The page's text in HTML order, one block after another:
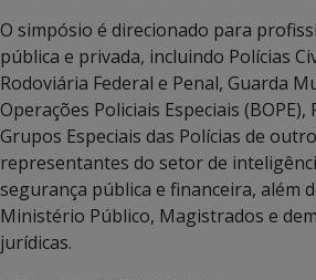
O simpósio é direcionado para
pública e privada, incluindo Polícias
Rodoviária Federal e Penal, Guarda
Operações Policiais Especiais (BOPE),
Grupos Especiais das Polícias de
representantes do setor de
segurança pública e financeira, além
Ministério Público, Magistrados e
jurídicas.